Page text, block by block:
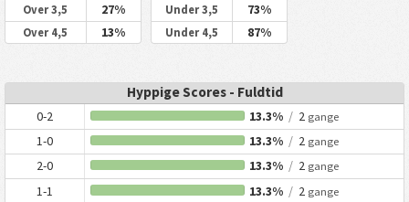
Over 3,5 27%
Over 4,5 13%
Under 3,5 73%
Under 4,5 87%
Hyppige Scores - Fuldtid
0-2 13.3% / 2 gange
1-0 13.3% / 2 gange
2-0 13.3% / 2 gange
1-1 13.3% / 2 gange